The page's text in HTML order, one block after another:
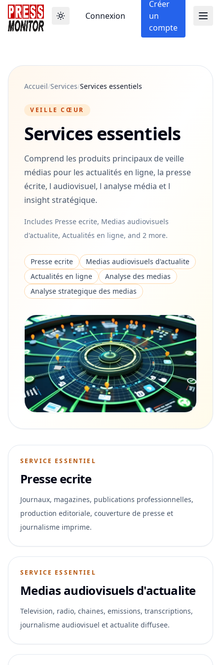
Connexion
Créer
un
compte
Accueil/Services/Services essentiels
VEILLE CŒUR
Services essentiels
Comprend les produits principaux de veille
médias pour les actualités en ligne, la presse
écrite, l audiovisuel, l analyse média et l
insight stratégique.
Includes Presse ecrite, Medias audiovisuels
d'actualite, Actualités en ligne, and 2 more.
Presse ecrite
Medias audiovisuels d'actualite
Actualités en ligne
Analyse des medias
Analyse strategique des medias
SERVICE ESSENTIEL
Presse ecrite
Journaux, magazines, publications professionnelles,
production editoriale, couverture de presse et
journalisme imprime.
SERVICE ESSENTIEL
Medias audiovisuels d'actualite
Television, radio, chaines, emissions, transcriptions,
journalisme audiovisuel et actualite diffusee.